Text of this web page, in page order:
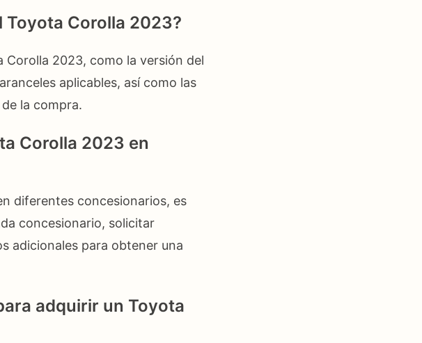
Toyota Corolla 2023?
2023, como la versión del
aplicables, así como las
la compra.
Corolla 2023 en
diferentes concesionarios, es
concesionario, solicitar
adicionales para obtener una
adquirir un Toyota